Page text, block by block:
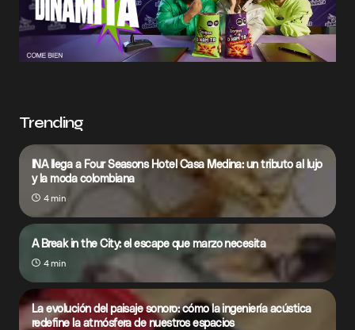
Trending
INA llega a Four Seasons Hotel Casa Medina: un tributo al lujo
y la moda colombiana
4 min
A Break in the City: el escape que marzo necesita
4 min
La evolución del paisaje sonoro: cómo la ingeniería acústica
redefine la atmósfera de nuestros espacios